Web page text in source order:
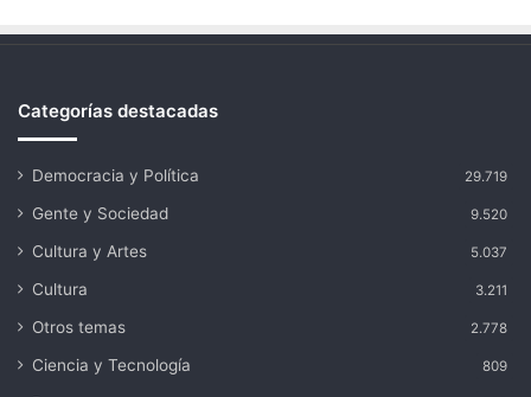
Categorías destacadas
Democracia y Política 29.719
Gente y Sociedad 9.520
Cultura y Artes 5.037
Cultura 3.211
Otros temas 2.778
Ciencia y Tecnología 809